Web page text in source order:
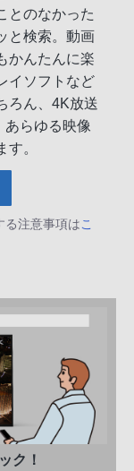
とのなかった
と検索。動画
かんたんに楽
イソフトなど
ろん、4K放送
あらゆる映像
。
る注意事項はこ
ク！